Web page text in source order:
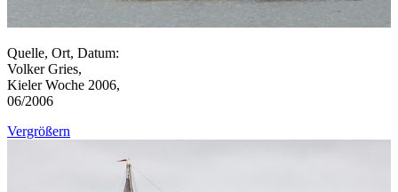
Quelle, Ort, Datum:
Volker Gries,
Kieler Woche 2006,
06/2006
Vergrößern